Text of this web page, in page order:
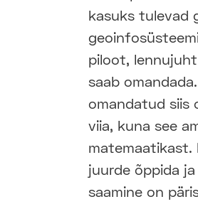
kasuks tulevad
piloot,
saab
omandatud siis
viia, kuna see
matemaatikast.
juurde õppida
saamine on